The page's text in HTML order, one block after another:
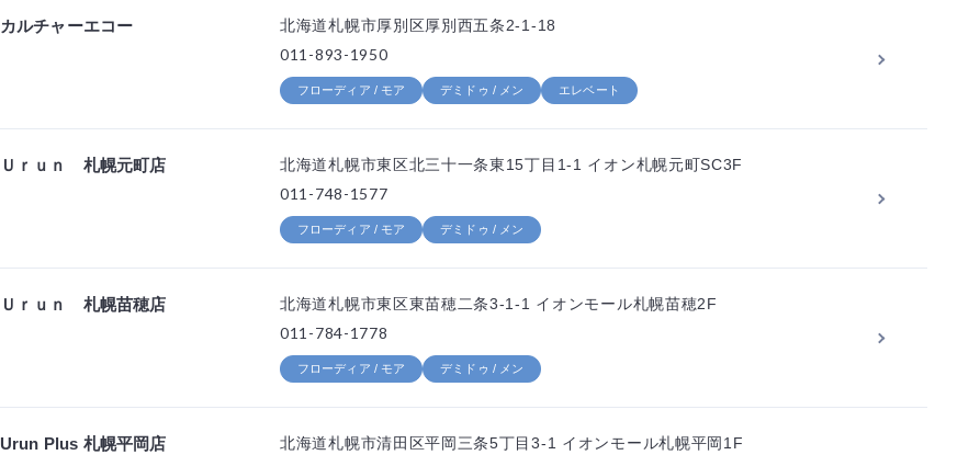
カルチャーエコー 北海道札幌市厚別区厚別西五条2-1-18
011-893-1950
フローディア / モア デミドゥ / メン エレベート
Ｕｒｕｎ 札幌元町店 北海道札幌市東区北三十一条東15丁目1-1 イオン札幌元町SC3F
011-748-1577
フローディア / モア デミドゥ / メン
Ｕｒｕｎ 札幌苗穂店 北海道札幌市東区東苗穂二条3-1-1 イオンモール札幌苗穂2F
011-784-1778
フローディア / モア デミドゥ / メン
Urun Plus 札幌平岡店 北海道札幌市清田区平岡三条5丁目3-1 イオンモール札幌平岡1F